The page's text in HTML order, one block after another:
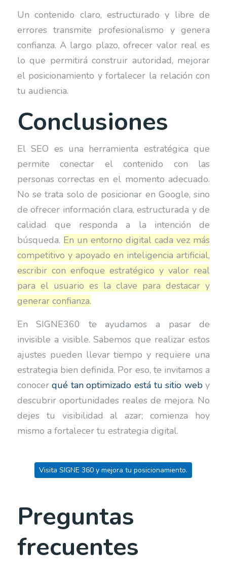
Un contenido claro, estructurado y libre de
errores transmite profesionalismo y genera
confianza. A largo plazo, ofrecer valor real es
lo que permitirá construir autoridad, mejorar
el posicionamiento y fortalecer la relación con
tu audiencia.
Conclusiones
El SEO es una herramienta estratégica que
permite conectar el contenido con las
personas correctas en el momento adecuado.
No se trata solo de posicionar en Google, sino
de ofrecer información clara, estructurada y de
calidad que responda a la intención de
búsqueda. En un entorno digital cada vez más
competitivo y apoyado en inteligencia artificial,
escribir con enfoque estratégico y valor real
para el usuario es la clave para destacar y
generar confianza.
En SIGNE360 te ayudamos a pasar de
invisible a visible. Sabemos que realizar estos
ajustes pueden llevar tiempo y requiere una
estrategia bien definida. Por eso, te invitamos a
conocerqué tan optimizado está tu sitio weby
descubrir oportunidades reales de mejora. No
dejes tu visibilidad al azar; comienza hoy
mismo a fortalecer tu estrategia digital.
Visita SIGNE 360 y mejora tu posicionamiento.
Preguntas
frecuentes